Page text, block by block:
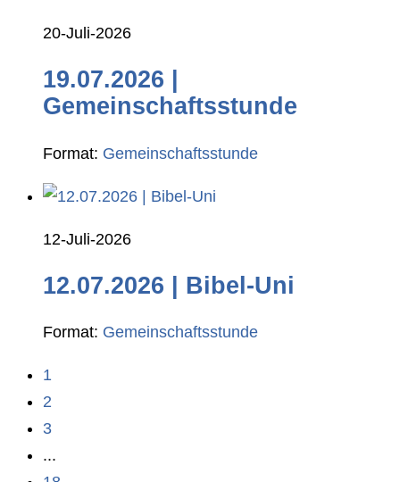
20-Juli-2026
19.07.2026 |
Gemeinschaftsstunde
Format: Gemeinschaftsstunde
12-Juli-2026
12.07.2026 | Bibel-Uni
Format: Gemeinschaftsstunde
1
2
3
...